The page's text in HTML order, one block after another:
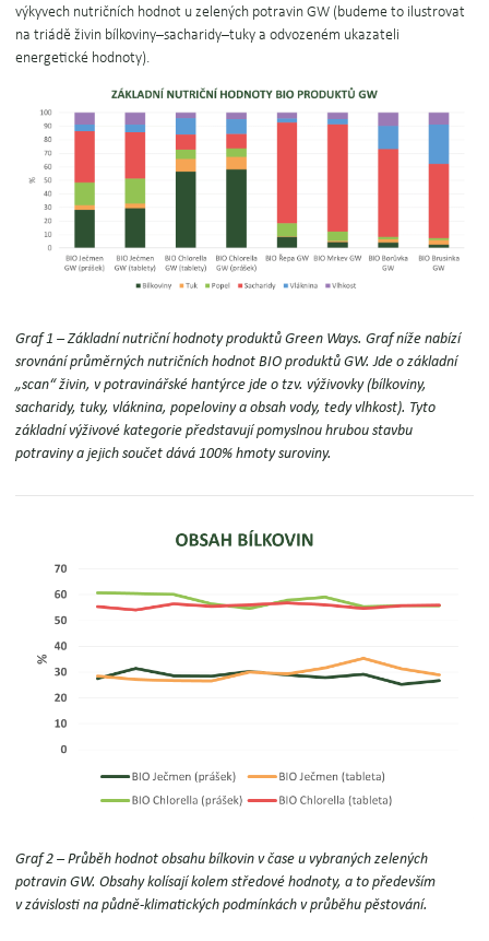
výkyvech nutričních hodnot u zelených potravin GW (budeme to ilustrovat
na triádě živin bílkoviny–sacharidy–tuky a odvozeném ukazateli
energetické hodnoty).
Graf 1 – Základní nutriční hodnotyproduktů Green Ways. Graf níže nabízí
srovnání průměrných nutričních hodnot BIO produktů GW. Jde o základní
„scan“ živin, v potravinářské hantýrce jde o tzv. výživovky (bílkoviny,
sacharidy, tuky, vláknina, popeloviny a obsah vody, tedy vlhkost). Tyto
základní výživové kategorie představují pomyslnou hrubou stavbu
potraviny a jejich součet dává 100% hmoty suroviny.
Graf 2 – Průběh hodnot obsahu bílkovin v čase u vybraných zelených
potravin GW.Obsahy kolísají kolem středové hodnoty, a to především
v závislosti na půdně-klimatických podmínkách v průběhu pěstování.